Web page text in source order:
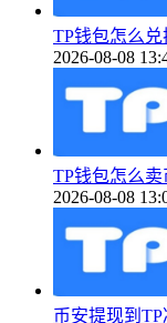
TP钱包怎么
2026-08-08
TP钱包怎么
2026-08-08
币安提现到